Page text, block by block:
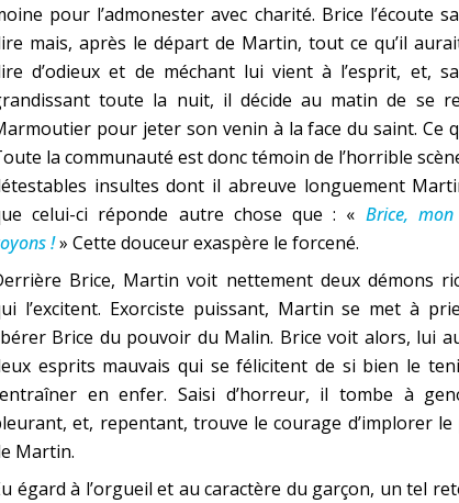
pour l’admonester avec charité. Brice l’écoute
mais, après le départ de Martin, tout ce qu’il
d’odieux et de méchant lui vient à l’esprit, et,
toute la nuit, il décide au matin de se
pour jeter son venin à la face du saint. Ce
la communauté est donc témoin de l’horrible
insultes dont il abreuve longuement
celui-ci réponde autre chose que : « Brice,
!» Cette douceur exaspère le forcené.
Brice, Martin voit nettement deux démons
l’excitent. Exorciste puissant, Martin se met à
Brice du pouvoir du Malin. Brice voit alors, lui
esprits mauvais qui se félicitent de si bien le
en enfer. Saisi d’horreur, il tombe à
et, repentant, trouve le courage d’implorer le
Martin.
égard à l’orgueil et au caractère du garçon, un tel